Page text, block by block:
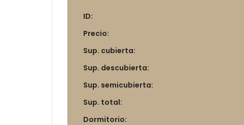
ID:
Precio:
Sup. cubierta:
Sup. descubierta:
Sup. semicubierta:
Sup. total:
Dormitorio: